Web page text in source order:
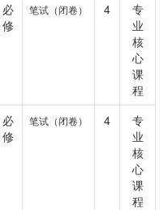
必
修
笔试（闭卷） 4
专
业
核
心
课
程
必
修
笔试（闭卷） 4
专
业
核
心
课
程